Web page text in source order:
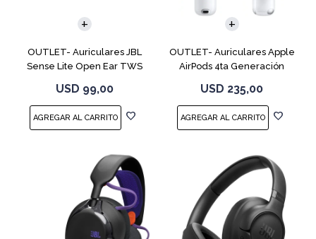
OUTLET- Auriculares JBL
Sense Lite Open Ear TWS
USD 99,00
OUTLET- Auriculares Apple
AirPods 4ta Generación
USD 235,00